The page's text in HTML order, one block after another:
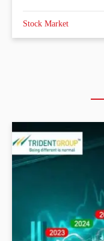
Stock Market